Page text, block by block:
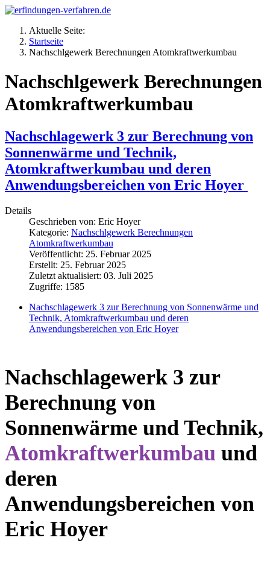
Aktuelle Seite:
Startseite
Nachschlgewerk Berechnungen Atomkraftwerkumbau
Nachschlgewerk Berechnungen
Atomkraftwerkumbau
Nachschlagewerk 3 zur Berechnung von
Sonnenwärme und Technik,
Atomkraftwerkumbau und deren
Anwendungsbereichen von Eric Hoyer
Details
Geschrieben von: Eric Hoyer
Kategorie: Nachschlgewerk Berechnungen
Atomkraftwerkumbau
Veröffentlicht: 25. Februar 2025
Erstellt: 25. Februar 2025
Zuletzt aktualisiert: 03. Juli 2025
Zugriffe: 1585
Nachschlagewerk 3 zur Berechnung von Sonnenwärme und
Technik, Atomkraftwerkumbau und deren
Anwendungsbereichen von Eric Hoyer
Nachschlagewerk 3 zur
Berechnung von
Sonnenwärme und Technik,
Atomkraftwerkumbau und
deren
Anwendungsbereichen von
Eric Hoyer